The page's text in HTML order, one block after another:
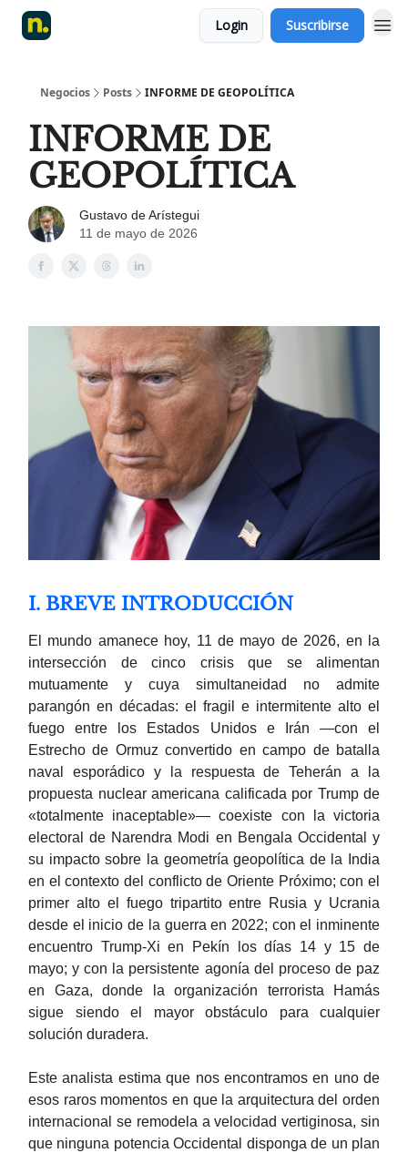
Login Suscribirse
Negocios Posts INFORME DE GEOPOLÍTICA
INFORME DE
GEOPOLÍTICA
Gustavo de Arístegui
11 de mayo de 2026
I. BREVE INTRODUCCIÓN
El mundo amanece hoy, 11 de mayo de 2026, en la
intersección de cinco crisis que se alimentan
mutuamente y cuya simultaneidad no admite
parangón en décadas: el fragil e intermitente alto el
fuego entre los Estados Unidos e Irán —con el
Estrecho de Ormuz convertido en campo de batalla
naval esporádico y la respuesta de Teherán a la
propuesta nuclear americana calificada por Trump de
«totalmente inaceptable»— coexiste con la victoria
electoral de Narendra Modi en Bengala Occidental y
su impacto sobre la geometría geopolítica de la India
en el contexto del conflicto de Oriente Próximo; con el
primer alto el fuego tripartito entre Rusia y Ucrania
desde el inicio de la guerra en 2022; con el inminente
encuentro Trump-Xi en Pekín los días 14 y 15 de
mayo; y con la persistente agonía del proceso de paz
en Gaza, donde la organización terrorista Hamás
sigue siendo el mayor obstáculo para cualquier
solución duradera.
Este analista estima que nos encontramos en uno de
esos raros momentos en que la arquitectura del orden
internacional se remodela a velocidad vertiginosa, sin
que ninguna potencia Occidental disponga de un plan